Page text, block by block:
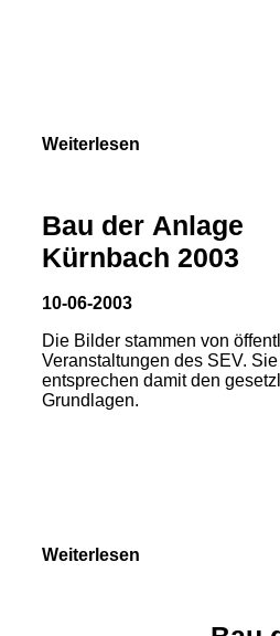
Weiterlesen
Bau der Anlage
Kürnbach 2003
10-06-2003
Die Bilder stammen von
Veranstaltungen des SEV. Sie
entsprechen damit den
Grundlagen.
Weiterlesen